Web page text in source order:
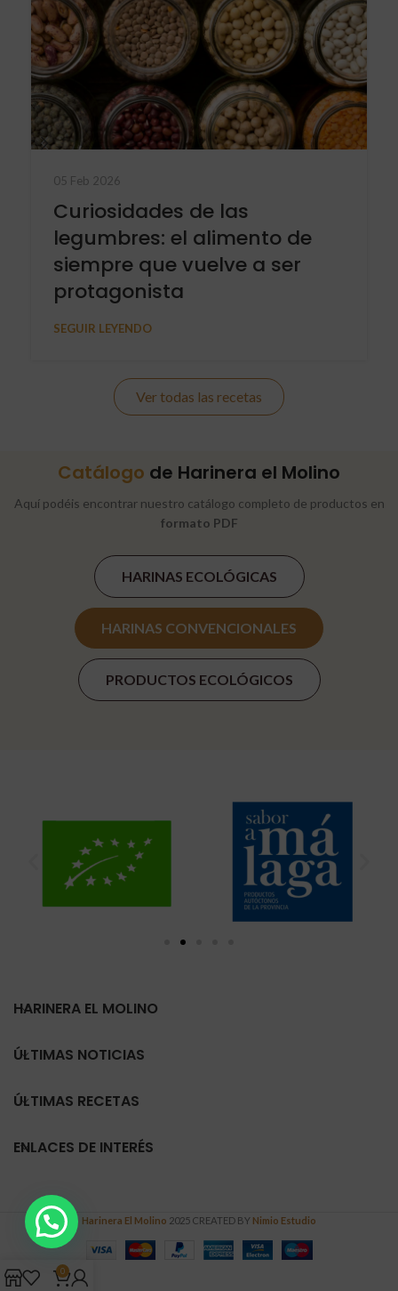
05 Feb 2026
Curiosidades de las
legumbres: el alimento de
siempre que vuelve a ser
protagonista
SEGUIR LEYENDO
Ver todas las recetas
Catálogo de Harinera el Molino
Aquí podéis encontrar nuestro catálogo completo de productos en
formato PDF
HARINAS ECOLÓGICAS
HARINAS CONVENCIONALES
PRODUCTOS ECOLÓGICOS
HARINERA EL MOLINO
ÚLTIMAS NOTICIAS
ÚLTIMAS RECETAS
ENLACES DE INTERÉS
Harinera El Molino 2025 CREATED BY Nimio Estudio
0